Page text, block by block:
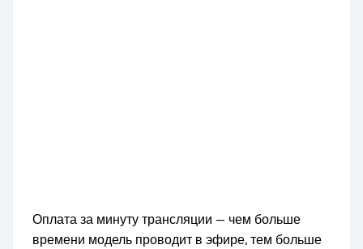
Оплата за минуту трансляции — чем больше
времени модель проводит в эфире, тем больше